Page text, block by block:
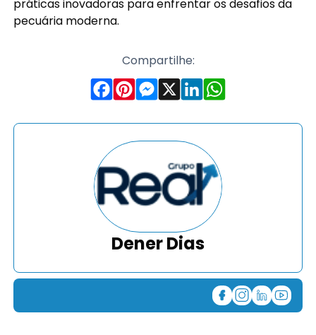
práticas inovadoras para enfrentar os desafios da
pecuária moderna.
Compartilhe:
Dener Dias